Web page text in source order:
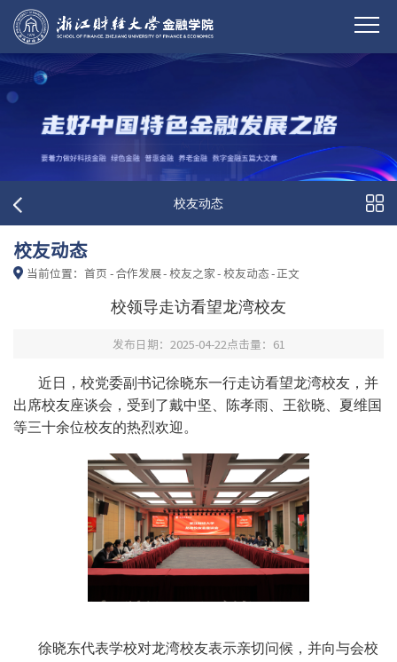
校友动态
校友动态
当前位置：首页 -合作发展-校友之家-校友动态-正文
校领导走访看望龙湾校友
发布日期：2025-04-22点击量： 61
近日，校党委副书记徐晓东一行走访看望龙湾校友， 并
出席校友座谈会，受到了戴中坚、
陈孝雨、王欲晓、夏维国
等三十余位校友的热烈欢迎。
徐晓东代表学校对龙湾校友表示亲切问候，并向与会校